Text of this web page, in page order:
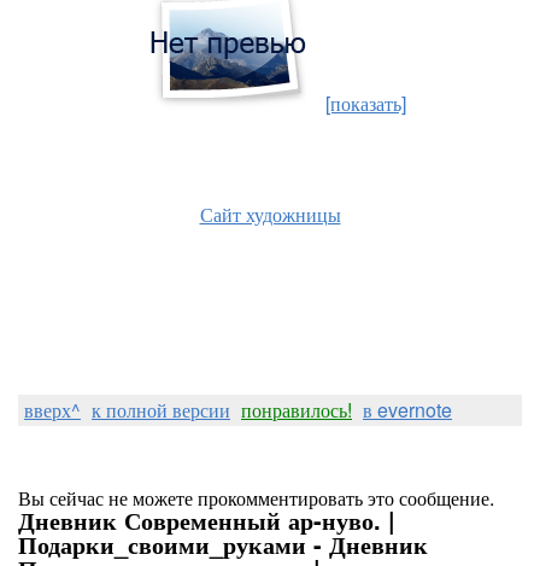
[показать]
Сайт художницы
вверх^ к полной версии понравилось! в evernote
Вы сейчас не можете прокомментировать это сообщение.
Дневник Современный ар-нуво. |
Подарки_своими_руками - Дневник